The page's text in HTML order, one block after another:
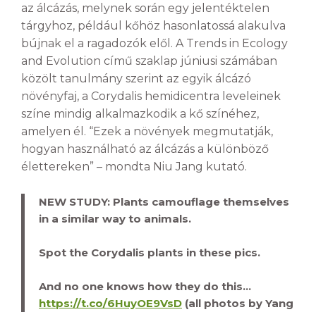
az álcázás, melynek során egy jelentéktelen
tárgyhoz, például kőhöz hasonlatossá alakulva
bújnak el a ragadozók elől. A Trends in Ecology
and Evolution című szaklap júniusi számában
közölt tanulmány szerint az egyik álcázó
növényfaj, a Corydalis hemidicentra leveleinek
színe mindig alkalmazkodik a kő színéhez,
amelyen él. “Ezek a növények megmutatják,
hogyan használható az álcázás a különböző
élettereken” – mondta Niu Jang kutató.
NEW STUDY: Plants camouflage themselves
in a similar way to animals.
Spot the Corydalis plants in these pics.
And no one knows how they do this…
https://t.co/6HuyOE9VsD (all photos by Yang